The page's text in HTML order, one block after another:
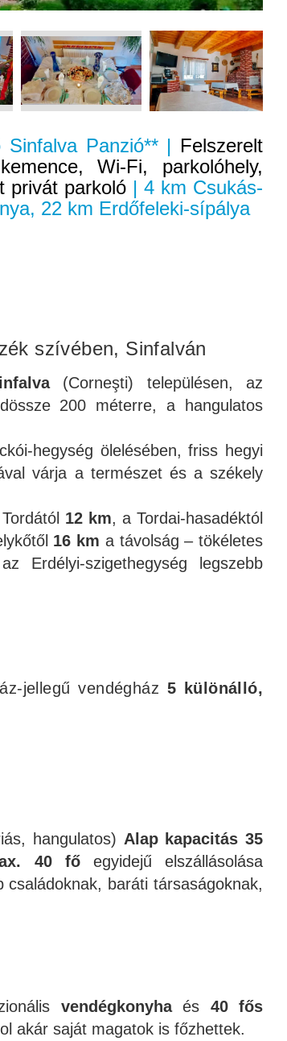
Sinfalva Panzió** | Felszerelt
Wi-Fi, parkolóhely,
privát parkoló | 4 km Csukás-
22 km Erdőfeleki-sípálya
szívében, Sinfalván
(Corneşti) településen, az
200 méterre, a hangulatos
hegység ölelésében, friss hegyi
várja a természet és a székely
12 km, a Tordai-hasadéktól
16 km a távolság – tökéletes
Erdélyi-szigethegység legszebb
jellegű vendégház 5 különálló,
hangulatos) Alap kapacitás 35
40 főegyidejű elszállásolása
családoknak, baráti társaságoknak,
vendégkonyhaés 40 fős
akár saját magatok is főzhettek.